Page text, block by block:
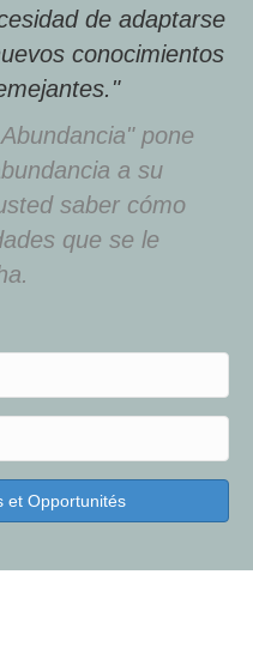
de adaptarse
conocimientos
pone
a su
saber cómo
que se le
et Opportunités